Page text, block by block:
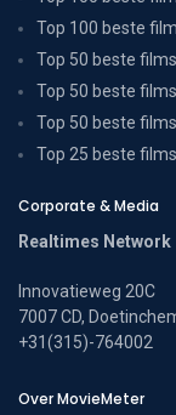
Top 100 beste
Top 50 beste
Top 50 beste
Top 50 beste
Top 25 beste
Corporate & Media
Realtimes Network
Innovatieweg 20C
7007 CD,
+31(315)-764002
Over MovieMeter